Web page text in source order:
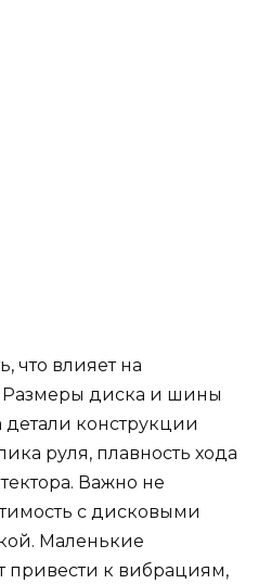
что влияет на
диска и шины
конструкции
руля, плавность хода
Важно не
с дисковыми
Маленькие
привести к вибрациям,